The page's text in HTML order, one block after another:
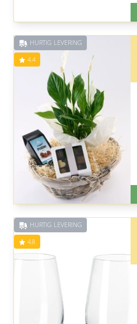
HURTIG LEVERING
4.4
HURTIG LEVERING
4.8